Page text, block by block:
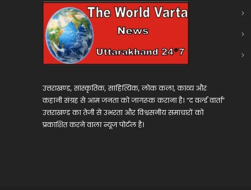
उत्तराखण्ड, सांस्कृतिक, साहित्यिक, लोक कला, काव्य और
कहानी संग्रह से आम जनता को जागरूक कराना है। “द वर्ल्ड वार्ता”
उत्तराखण्ड का तेजी से उभरता और विश्वसनीय समाचारों को
प्रकाशित करने वाला न्यूज पोर्टल है।